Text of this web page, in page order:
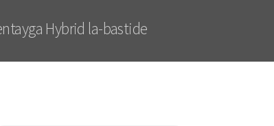
Hybrid la-bastide